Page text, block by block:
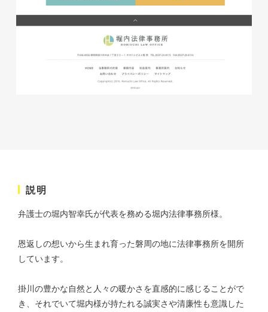
#Shopify
説明
弁護士の堀内智幸氏が代表を務める堀内法律事務所様。
恩返しの想いから生まれ育った磐周の地に法律事務所を開所
しています。
掛川の豊かな自然と人々の暖かさを直感的に感じることがで
き、それでいて堀内様が持たれる誠実さや清廉性も意識した